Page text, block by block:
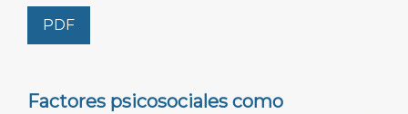
Editor ejecutivo
Investigaciones Multidisciplinarias,UNAM,
PDF
Factores psicosociales como